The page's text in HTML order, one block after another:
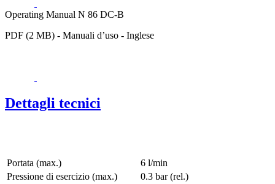
Operating Manual N 86 DC-B
PDF (2 MB) - Manuali d’uso - Inglese
Dettagli tecnici
Portata (max.)
6 l/min
Pressione di esercizio (max.)
0.3 bar (rel.)